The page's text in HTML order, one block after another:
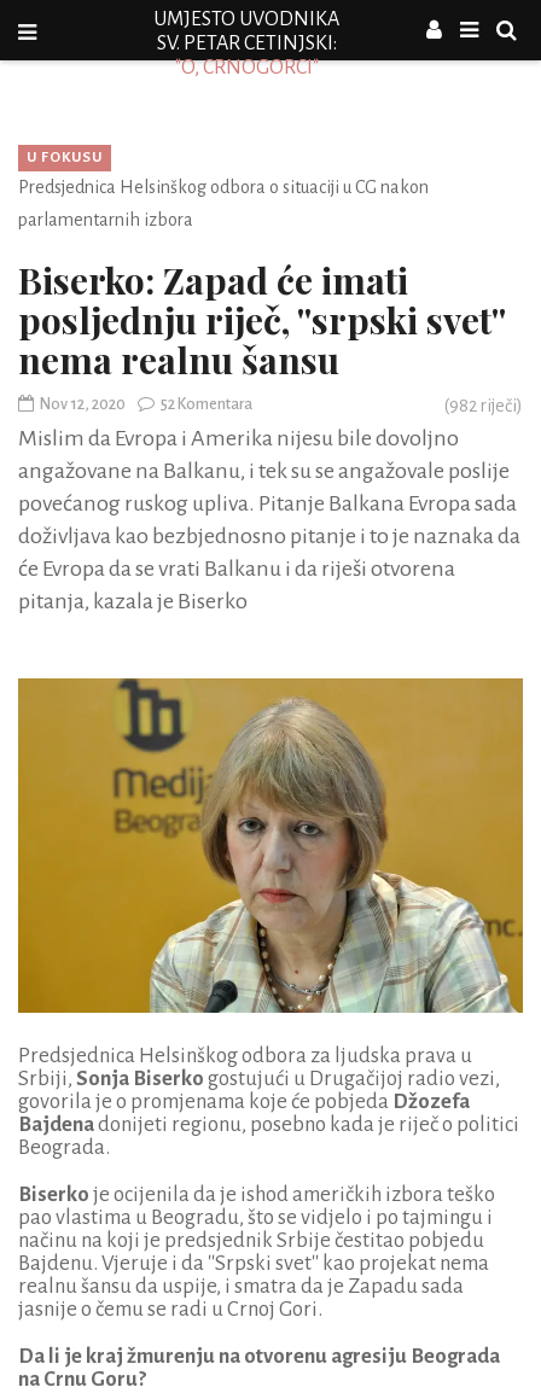
UMJESTO UVODNIKA
SV. PETAR CETINJSKI:
"O, CRNOGORCI"
U FOKUSU
Predsjednica Helsinškog odbora o situaciji u CG nakon
parlamentarnih izbora
Biserko: Zapad će imati
posljednju riječ, ''srpski svet''
nema realnu šansu
Nov 12, 2020 52 Komentara (982 riječi)
Mislim da Evropa i Amerika nijesu bile dovoljno
angažovane na Balkanu, i tek su se angažovale poslije
povećanog ruskog upliva. Pitanje Balkana Evropa sada
doživljava kao bezbjednosno pitanje i to je naznaka da
će Evropa da se vrati Balkanu i da riješi otvorena
pitanja, kazala je Biserko
Predsjednica Helsinškog odbora za ljudska prava u
Srbiji, Sonja Biserko gostujući u Drugačijoj radio vezi,
govorila je o promjenama koje će pobjeda Džozefa
Bajdenadonijeti regionu, posebno kada je riječ o politici
Beograda.
Biserko je ocijenila da je ishod američkih izbora teško
pao vlastima u Beogradu, što se vidjelo i po tajmingu i
načinu na koji je predsjednik Srbije čestitao pobjedu
Bajdenu. Vjeruje i da ''Srpski svet'' kao projekat nema
realnu šansu da uspije, i smatra da je Zapadu sada
jasnije o čemu se radi u Crnoj Gori.
Da li je kraj žmurenju na otvorenu agresiju Beograda
na Crnu Goru?